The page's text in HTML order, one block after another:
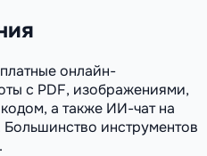
онлайн-
с PDF, изображениями,
а также ИИ-чат на
инструментов